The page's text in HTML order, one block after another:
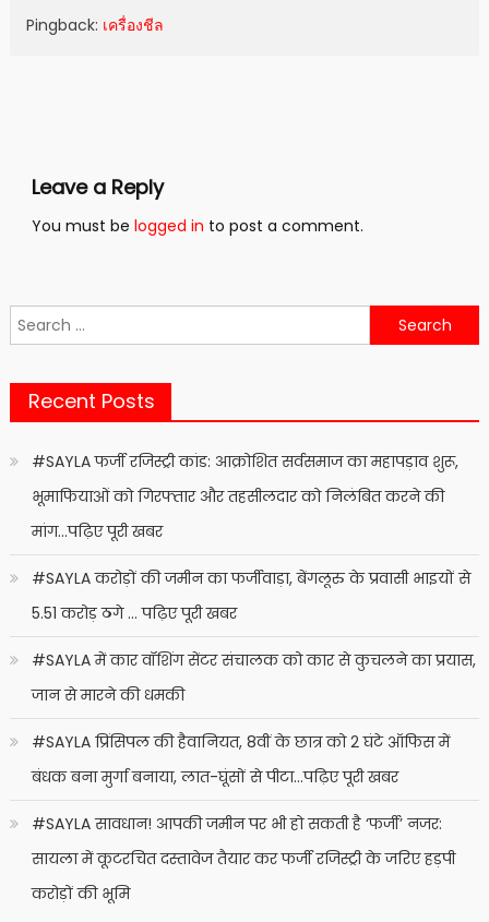
Pingback: เครื่องชีล
Leave a Reply
You must be logged in to post a comment.
Search
for:
Recent Posts
#SAYLA फर्जी रजिस्ट्री कांड: आक्रोशित सर्वसमाज का महापड़ाव शुरू,
भूमाफियाओं को गिरफ्तार और तहसीलदार को निलंबित करने की
मांग…पढ़िए पूरी खबर
#SAYLA करोड़ों की जमीन का फर्जीवाड़ा, बेंगलूरु के प्रवासी भाइयों से
5.51 करोड़ ठगे … पढ़िए पूरी खबर
#SAYLA में कार वॉशिंग सेंटर संचालक को कार से कुचलने का प्रयास,
जान से मारने की धमकी
#SAYLA प्रिंसिपल की हैवानियत, 8वीं के छात्र को 2 घंटे ऑफिस में
बंधक बना मुर्गा बनाया, लात-घूंसों से पीटा…पढ़िए पूरी खबर
#SAYLA सावधान! आपकी जमीन पर भी हो सकती है ‘फर्जी’ नजर:
सायला में कूटरचित दस्तावेज तैयार कर फर्जी रजिस्ट्री के जरिए हड़पी
करोड़ों की भूमि